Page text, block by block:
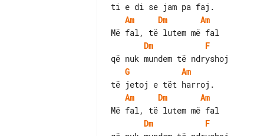
Am
Dm
Am
Dm
F
G
Am
Am
Dm
Am
Dm
F